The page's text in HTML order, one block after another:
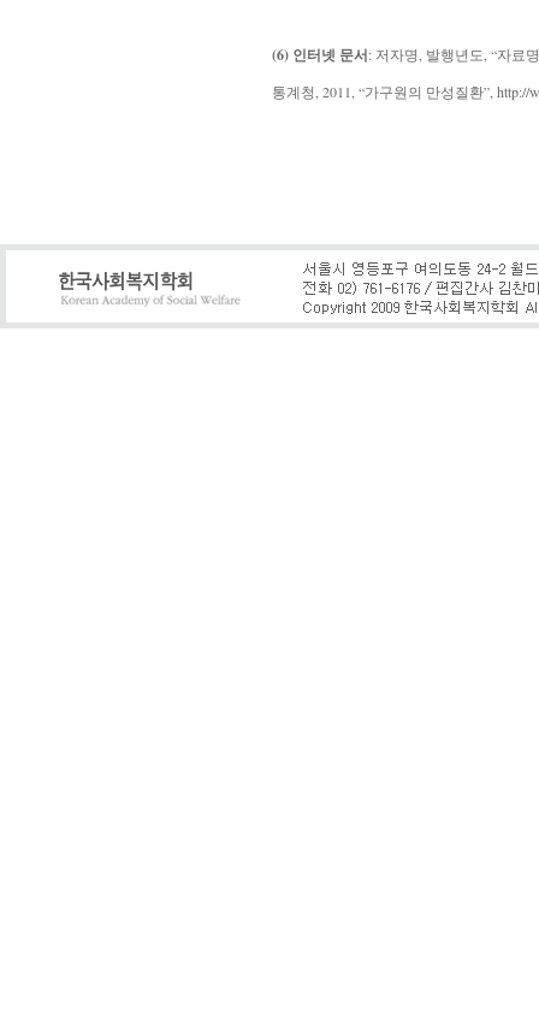
(6) 인터넷 문서: 저자명, 발행년도, “자료
통계청, 2011, “가구원의 만성질환”, http://